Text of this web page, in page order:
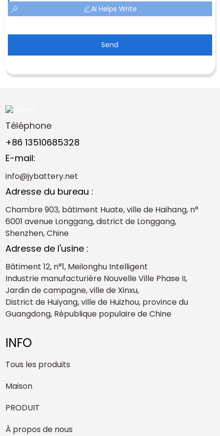
AI Helps Write
Send
Téléphone
+86 13510685328
E-mail:
info@jybattery.net
Adresse du bureau :
Chambre 903, bâtiment Huate, ville de Haihang, n°
6001 avenue Longgang, district de Longgang,
Shenzhen, Chine
Adresse de l'usine :
Bâtiment 12, n°1, Meilonghu Intelligent
Industrie manufacturière Nouvelle Ville Phase II,
Jardin de campagne, ville de Xinxu,
District de Huiyang, ville de Huizhou, province du
Guangdong, République populaire de Chine
INFO
Tous les produits
Maison
PRODUIT
À propos de nous